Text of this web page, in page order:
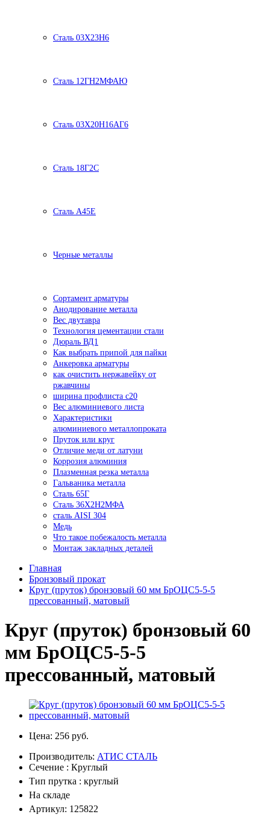
Сталь 03Х23Н6
Сталь 12ГН2МФАЮ
Сталь 03Х20Н16АГ6
Сталь 18Г2С
Сталь А45Е
Черные металлы
Сортамент арматуры
Анодирование металла
Вес двутавра
Технология цементации стали
Дюраль ВД1
Как выбрать припой для пайки
Анкеровка арматуры
как очистить нержавейку от
ржавчины
ширина профлиста с20
Вес алюминиевого листа
Характеристики
алюминиевого металлопроката
Пруток или круг
Отличие меди от латуни
Коррозия алюминия
Плазменная резка металла
Гальваника металла
Сталь 65Г
Сталь 36Х2Н2МФА
сталь AISI 304
Медь
Что такое побежалость металла
Монтаж закладных деталей
Главная
Бронзовый прокат
Круг (пруток) бронзовый 60 мм БрОЦС5-5-5
прессованный, матовый
Круг (пруток) бронзовый 60
мм БрОЦС5-5-5
прессованный, матовый
Цена: 256 руб.
Производитель: АТИС СТАЛЬ
Сечение : Круглый
Тип прутка : круглый
На складе
Артикул: 125822